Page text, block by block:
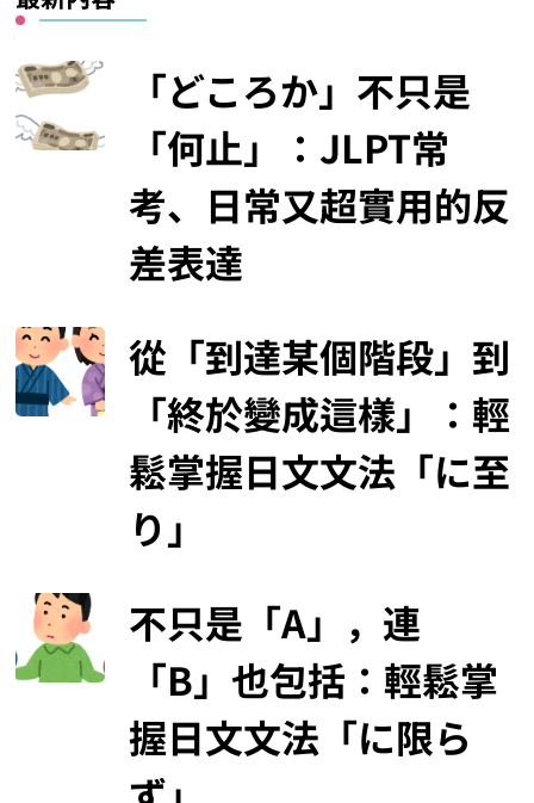
「どころか」不只是
「何止」：JLPT常
考、日常又超實用的反
差表達
從「到達某個階段」到
「終於變成這樣」：輕
鬆掌握日文文法「に至
り」
不只是「A」，連
「B」也包括：輕鬆掌
握日文文法「に限ら